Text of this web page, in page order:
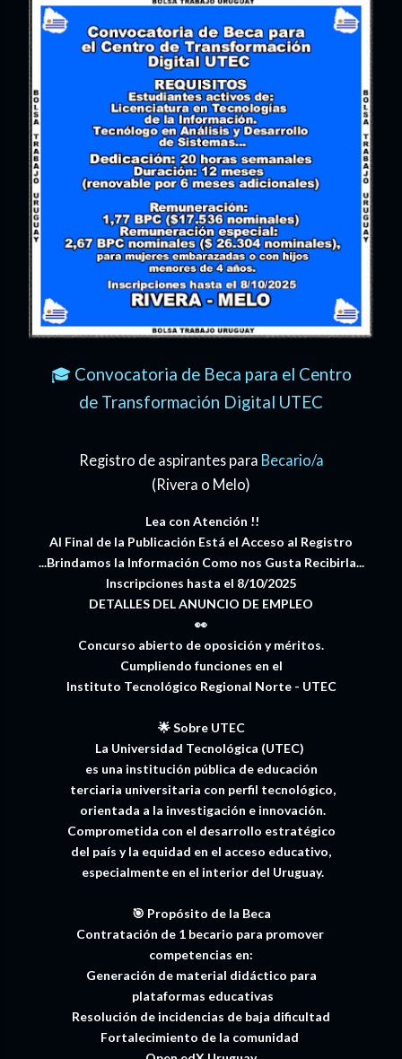
🎓 Convocatoria de Beca para el Centro
de Transformación Digital UTEC
Registro de aspirantes para Becario/a
(Rivera o Melo)
Lea con Atención !!
Al Final de la Publicación Está el Acceso al Registro
...Brindamos la Información Como nos Gusta Recibirla...
Inscripciones hasta el 8/10/2025
DETALLES DEL ANUNCIO DE EMPLEO
👀
Concurso abierto de oposición y méritos.
Cumpliendo funciones en el
Instituto Tecnológico Regional Norte - UTEC
🌟 Sobre UTEC
La Universidad Tecnológica (UTEC)
es una institución pública de educación
terciaria universitaria con perfil tecnológico,
orientada a la investigación e innovación.
Comprometida con el desarrollo estratégico
del país y la equidad en el acceso educativo,
especialmente en el interior del Uruguay.
🎯 Propósito de la Beca
Contratación de 1 becario para promover
competencias en:
Generación de material didáctico para
plataformas educativas
Resolución de incidencias de baja dificultad
Fortalecimiento de la comunidad